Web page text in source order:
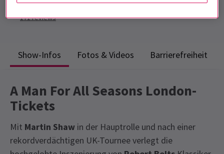
171reviews
Show-Infos Fotos & Videos Barrierefreiheit
A Man For All Seasons London-
Tickets
Mit Martin Shaw in der Hauptrolle und nach einer
rekordverdächtigen UK-Tournee verlegt die